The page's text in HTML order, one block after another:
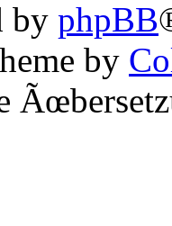
by phpBB
by